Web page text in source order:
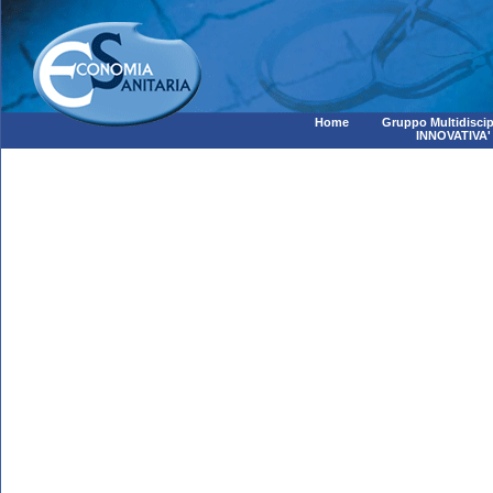
Home
Gruppo
INNOVATIVA'